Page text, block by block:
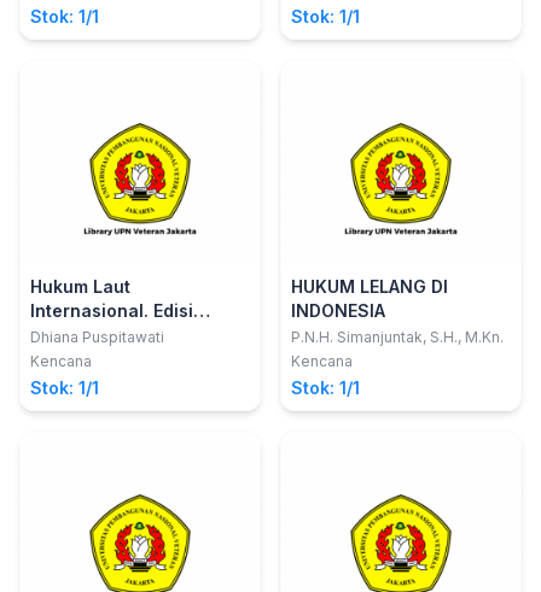
Tantangan (Perspektif
Hukum Nasional dan
Stok: 1/1 Stok: 1/1
Hukum Laut
Internasional. Edisi
Kedua
Dhiana Puspitawati
Kencana
Stok: 1/1
HUKUM LELANG DI
INDONESIA
P.N.H. Simanjuntak, S.H., M.Kn.
Kencana
Stok: 1/1